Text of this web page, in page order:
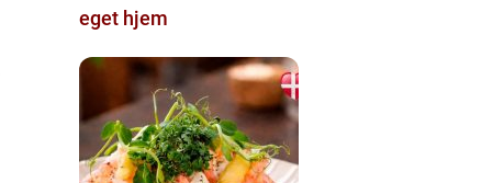
eget hjem